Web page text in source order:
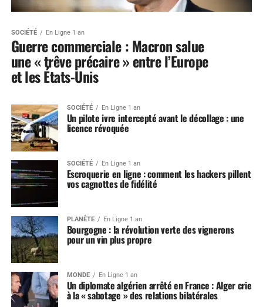
SOCIÉTÉ En Ligne 1 an
Guerre commerciale : Macron salue
une « trêve précaire » entre l’Europe
et les États-Unis
SOCIÉTÉ En Ligne 1 an
Un pilote ivre intercepté avant le décollage : une
licence révoquée
SOCIÉTÉ En Ligne 1 an
Escroquerie en ligne : comment les hackers pillent
vos cagnottes de fidélité
PLANÈTE En Ligne 1 an
Bourgogne : la révolution verte des vignerons
pour un vin plus propre
MONDE En Ligne 1 an
Un diplomate algérien arrêté en France : Alger crie
à la « sabotage » des relations bilatérales